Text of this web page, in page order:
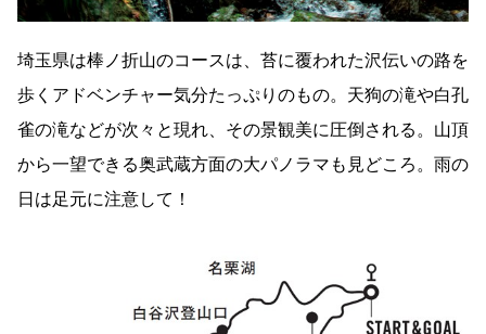
埼玉県は棒ノ折山のコースは、苔に覆われた沢伝いの路を
歩くアドベンチャー気分たっぷりのもの。天狗の滝や白孔
雀の滝などが次々と現れ、その景観美に圧倒される。山頂
から一望できる奥武蔵方面の大パノラマも見どころ。雨の
日は足元に注意して！